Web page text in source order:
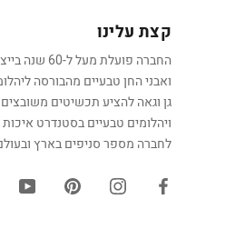
קצת עלינו
החברה פועלת מעל
ואבני החן טבעיים מהבורסה
גן וגאה להציע תכשיטים משובצים
ויהלומים טבעיים בסטנדרט איכות
לחברה מספר סניפים בארץ